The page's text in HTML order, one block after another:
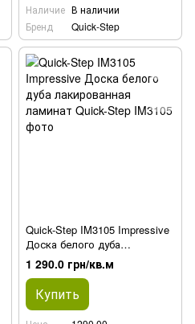
Наличие В наличии
Бренд
Quick-Step
Quick-Step IM3105 Impressive
Доска белого дуба
лакированная ламинат
1 290.0 грн/кв.м
Купить